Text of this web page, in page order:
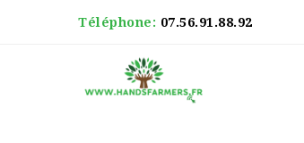
Téléphone: 07.56.91.88.92